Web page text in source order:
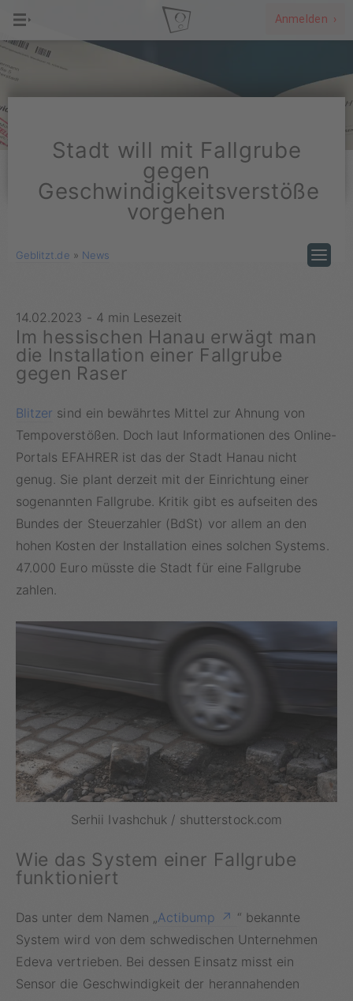
Anmelden ›
Stadt will mit Fallgrube
gegen
Geschwindigkeitsverstöße
vorgehen
Geblitzt.de » News
14.02.2023 - 4 min Lesezeit
Im hessischen Hanau erwägt man
die Installation einer Fallgrube
gegen Raser
Blitzer sind ein bewährtes Mittel zur Ahnung von
Tempoverstößen. Doch laut Informationen des Online-
Portals EFAHRER ist das der Stadt Hanau nicht
genug. Sie plant derzeit mit der Einrichtung einer
sogenannten Fallgrube. Kritik gibt es aufseiten des
Bundes der Steuerzahler (BdSt) vor allem an den
hohen Kosten der Installation eines solchen Systems.
47.000 Euro müsste die Stadt für eine Fallgrube
zahlen.
Serhii Ivashchuk / shutterstock.com
Wie das System einer Fallgrube
funktioniert
Das unter dem Namen „Actibump
“ bekannte
System wird von dem schwedischen Unternehmen
Edeva vertrieben. Bei dessen Einsatz misst ein
Sensor die Geschwindigkeit der herannahenden